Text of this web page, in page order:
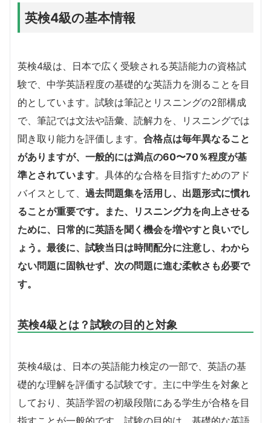
英検4級の基本情報
英検4級は、日本で広く受験される英語能力の資格試
験で、中学英語程度の基礎的な英語力を測ることを目
的としています。試験は筆記とリスニングの2部構成
で、筆記では文法や語彙、読解力を、リスニングでは
聞き取り能力を評価します。 合格点は毎年異なること
がありますが、一般的には満点の60〜70％程度が基
準とされています。具体的な合格を目指すためのアド
バイスとして、 過去問題集を活用し、出題形式に慣れ
ることが重要です。また、リスニング力を向上させる
ために、日常的に英語を聞く機会を増やすと良いでし
ょう。最後に、試験当日は時間配分に注意し、わから
ない問題に固執せず、次の問題に進む柔軟さも必要で
す。
英検4級とは？試験の目的と対象
英検4級は、日本の英語能力検定の一部で、英語の基
礎的な理解を評価する試験です。主に中学生を対象と
しており、英語学習の初級段階にある学生が合格を目
指すことが一般的です。試験の目的は、基礎的な英語